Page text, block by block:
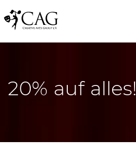
20% auf alles!